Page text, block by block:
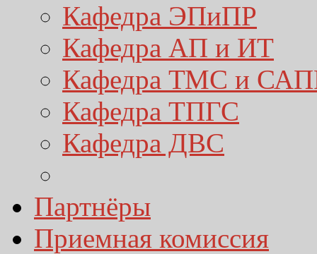
Кафедра ЭПиПР
Кафедра АП и ИТ
Кафедра ТМС и
Кафедра ТПГС
Кафедра ДВС
Партнёры
Приемная комиссия